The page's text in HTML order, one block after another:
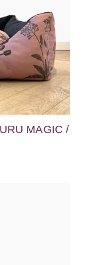
MAGIC /